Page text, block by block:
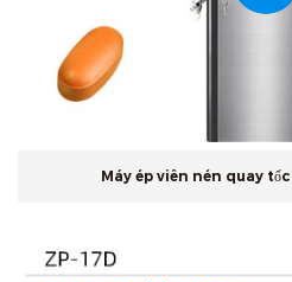
Máy ép viên nén quay